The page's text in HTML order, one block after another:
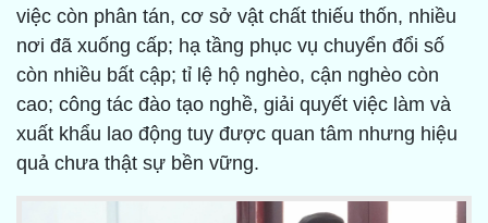
việc còn phân tán, cơ sở vật chất thiếu thốn, nhiều
nơi đã xuống cấp; hạ tầng phục vụ chuyển đổi số
còn nhiều bất cập; tỉ lệ hộ nghèo, cận nghèo còn
cao; công tác đào tạo nghề, giải quyết việc làm và
xuất khẩu lao động tuy được quan tâm nhưng hiệu
quả chưa thật sự bền vững.